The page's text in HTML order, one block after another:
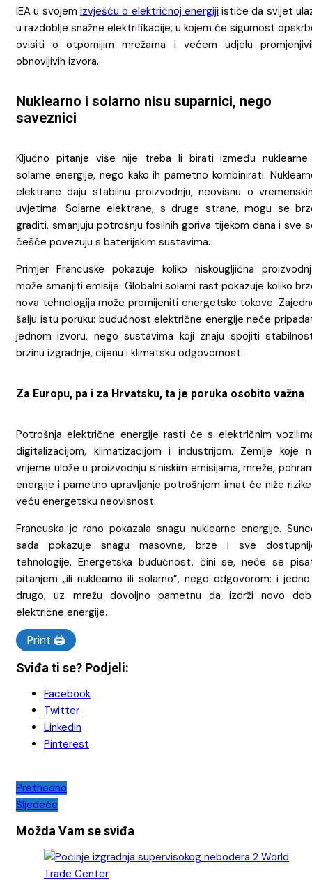
IEA u svojem izvješću o električnoj energiji ističe da svijet
u razdoblje snažne elektrifikacije, u kojem će sigurnost
ovisiti o otpornijim mrežama i većem udjelu
obnovljivih izvora.
Nuklearno i solarno nisu suparnici, nego
saveznici
Ključno pitanje više nije treba li birati između
solarne energije, nego kako ih pametno kombinirati.
elektrane daju stabilnu proizvodnju, neovisnu o
uvjetima. Solarne elektrane, s druge strane, mogu se
graditi, smanjuju potrošnju fosilnih goriva tijekom dana i sve
češće povezuju s baterijskim sustavima.
Primjer Francuske pokazuje koliko niskougljična
može smanjiti emisije. Globalni solarni rast pokazuje koliko
nova tehnologija može promijeniti energetske tokove.
šalju istu poruku: budućnost električne energije neće
jednom izvoru, nego sustavima koji znaju spojiti
brzinu izgradnje, cijenu i klimatsku odgovornost.
Za Europu, pa i za Hrvatsku, ta je poruka osobito važna
Potrošnja električne energije rasti će s električnim
digitalizacijom, klimatizacijom i industrijom. Zemlje koje
vrijeme ulože u proizvodnju s niskim emisijama, mreže,
energije i pametno upravljanje potrošnjom imat će niže
veću energetsku neovisnost.
Francuska je rano pokazala snagu nuklearne energije.
sada pokazuje snagu masovne, brze i sve
tehnologije. Energetska budućnost, čini se, neće se
pitanjem „ili nuklearno ili solarno”, nego odgovorom: i
drugo, uz mrežu dovoljno pametnu da izdrži novo
električne energije.
Print 🖨
Sviđa ti se? Podjeli:
Facebook
Twitter
Linkedin
Pinterest
Navigacija
objava
Prethodno
Sljedeće
Možda Vam se sviđa